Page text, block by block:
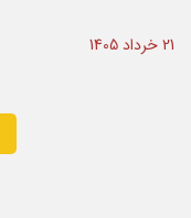
21 خرداد 1405